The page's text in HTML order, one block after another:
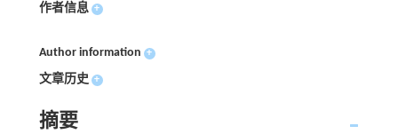
作者信息 +
Author information +
文章历史 +
摘要